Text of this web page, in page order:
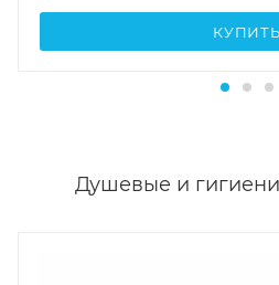
КУПИТЬ
Душевые и